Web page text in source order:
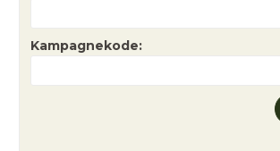
Kampagnekode: